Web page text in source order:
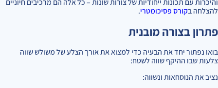
והיכרות עם תכונות ייחודיות של צורות שונות – כל אלה הם מרכיבים חיוניים
להצלחה בקורס פסיכומטרי.
פתרון בצורה מובנית
בואו נפתור יחד את הבעיה כדי למצוא את אורך הצלע של משולש שווה
צלעות שבו ההיקף שווה לשטח:
נציב את הנוסחאות ונשווה: